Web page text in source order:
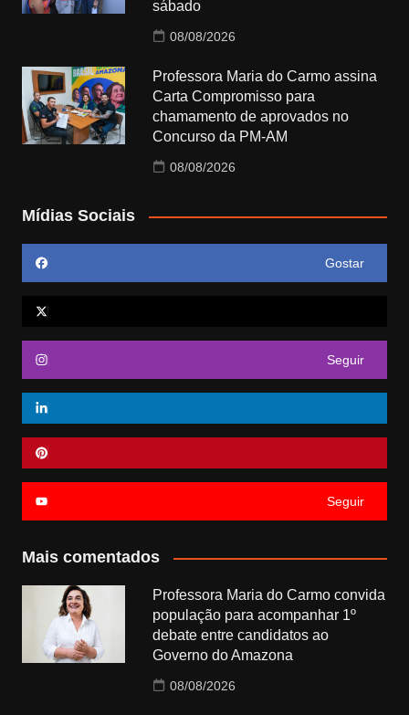
sábado
08/08/2026
Professora Maria do Carmo assina
Carta Compromisso para
chamamento de aprovados no
Concurso da PM-AM
08/08/2026
Mídias Sociais
Gostar
Seguir
Seguir
Mais comentados
Professora Maria do Carmo convida
população para acompanhar 1º
debate entre candidatos ao
Governo do Amazona
08/08/2026